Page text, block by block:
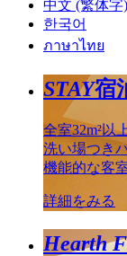
中文 (繁体字)
한국어
ภาษาไทย
STAY宿
全室32m²以
洗い場つき
機能的な客
詳細をみる
Hearth